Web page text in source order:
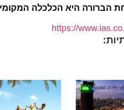
היא הכלכלה המקומית
https://